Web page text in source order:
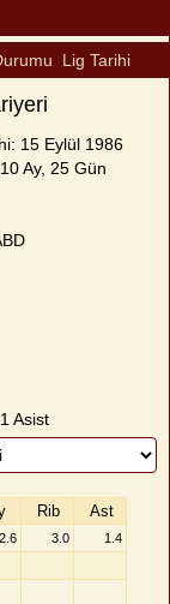
Lig Tarihi
15 Eylül 1986
Ay, 25 Gün
Asist
Rib Ast
3.0
1.4